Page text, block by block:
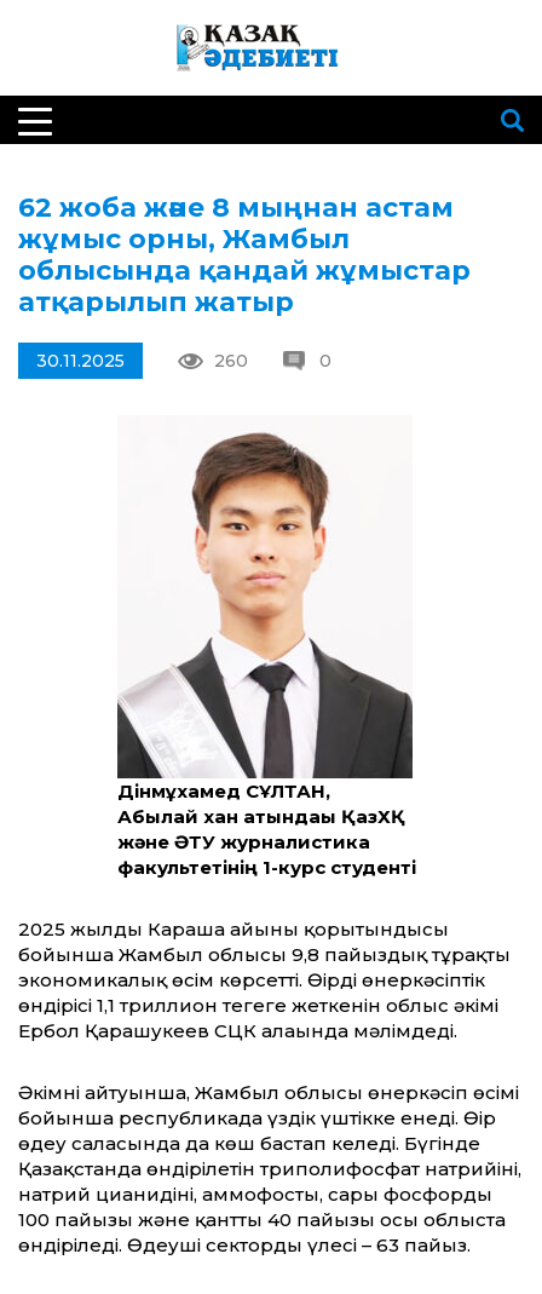
62 жоба және 8 мыңнан астам
жұмыс орны, Жамбыл
облысында қандай жұмыстар
атқарылып жатыр
30.11.2025 260 0
Дінмұхамед СҰЛТАН,
Абылай хан атындағы ҚазХҚ
және ӘТУ журналистика
факультетінің 1-курс студенті
2025 жылдың Караша айының қорытындысы
бойынша Жамбыл облысы 9,8 пайыздық тұрақты
экономикалық өсім көрсетті. Өңірдің өнеркәсіптік
өндірісі 1,1 триллион теңгеге жеткенін облыс әкімі
Ербол Қарашукеев СЦК алаңында мәлімдеді.
Әкімнің айтуынша, Жамбыл облысы өнеркәсіп өсімі
бойынша республикада үздік үштікке енеді. Өңір
өңдеу саласында да көш бастап келеді. Бүгінде
Қазақстанда өндірілетін триполифосфат натрийінің,
натрий цианидінің, аммофостың, сары фосфордың
100 пайызы және қанттың 40 пайызы осы облыста
өндіріледі. Өңдеуші сектордың үлесі – 63 пайыз.